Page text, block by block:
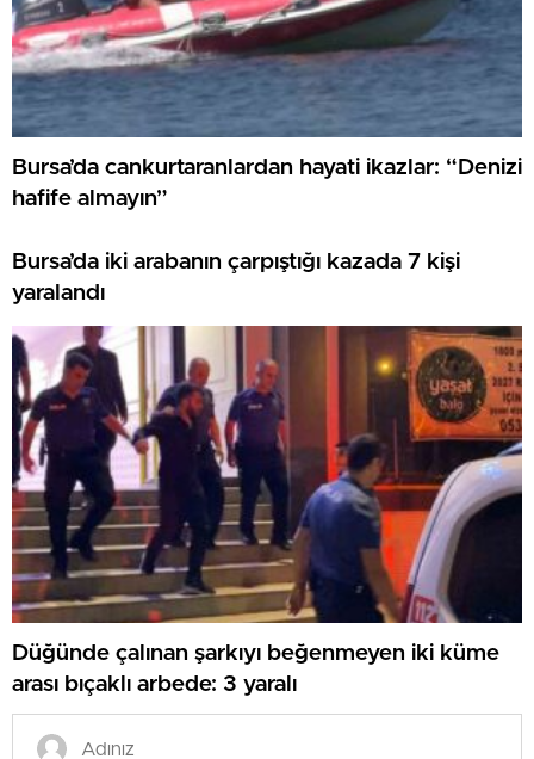
Bursa’da cankurtaranlardan hayati ikazlar: “Denizi
hafife almayın”
Bursa’da iki arabanın çarpıştığı kazada 7 kişi
yaralandı
Düğünde çalınan şarkıyı beğenmeyen iki küme
arası bıçaklı arbede: 3 yaralı